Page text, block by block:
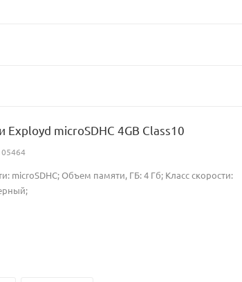
Exployd microSDHC 4GB Class10
microSDHC; Объем памяти, ГБ: 4 Гб; Класс скорости: